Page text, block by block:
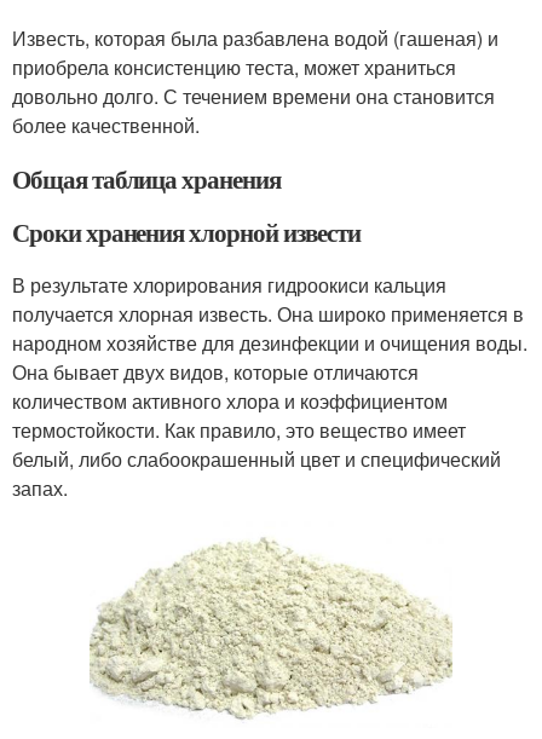
Известь, которая была разбавлена водой (гашеная) и
приобрела консистенцию теста, может храниться
довольно долго. С течением времени она становится
более качественной.
Общая таблица хранения
Сроки хранения хлорной извести
В результате хлорирования гидроокиси кальция
получается хлорная известь. Она широко применяется в
народном хозяйстве для дезинфекции и очищения воды.
Она бывает двух видов, которые отличаются
количеством активного хлора и коэффициентом
термостойкости. Как правило, это вещество имеет
белый, либо слабоокрашенный цвет и специфический
запах.